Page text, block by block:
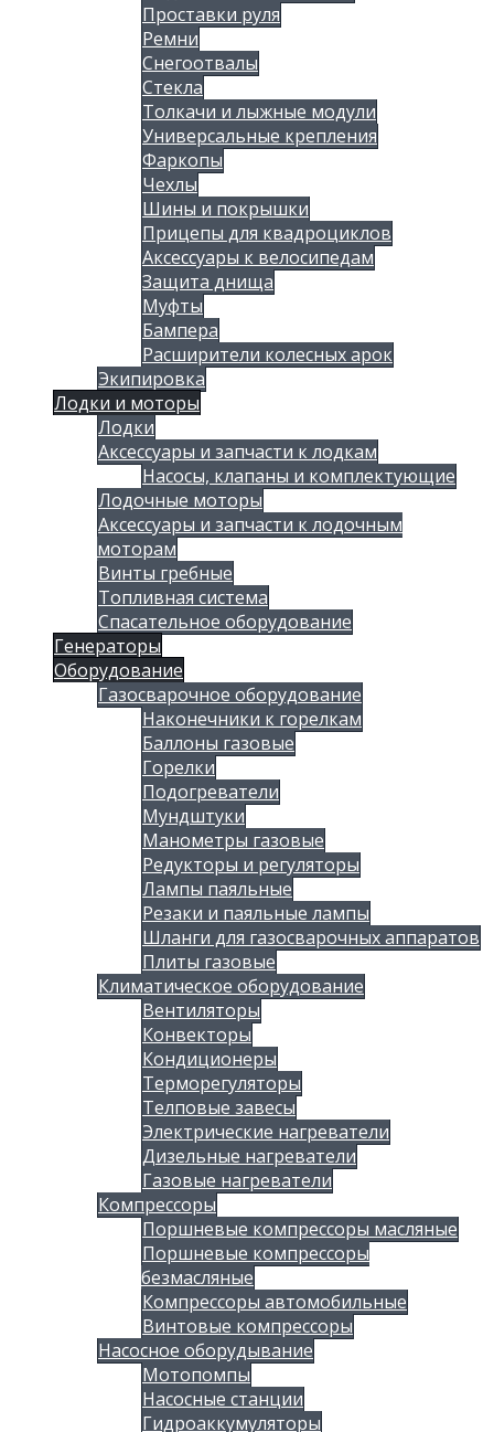
Проставки руля
Ремни
Снегоотвалы
Стекла
Толкачи и лыжные модули
Универсальные крепления
Фаркопы
Чехлы
Шины и покрышки
Прицепы для квадроциклов
Аксессуары к велосипедам
Защита днища
Муфты
Бампера
Расширители колесных арок
Экипировка
Лодки и моторы
Лодки
Аксессуары и запчасти к лодкам
Насосы, клапаны и комплектующие
Лодочные моторы
Аксессуары и запчасти к лодочным
моторам
Винты гребные
Топливная система
Спасательное оборудование
Генераторы
Оборудование
Газосварочное оборудование
Наконечники к горелкам
Баллоны газовые
Горелки
Подогреватели
Мундштуки
Манометры газовые
Редукторы и регуляторы
Лампы паяльные
Резаки и паяльные лампы
Шланги для газосварочных аппаратов
Плиты газовые
Климатическое оборудование
Вентиляторы
Конвекторы
Кондиционеры
Терморегуляторы
Телповые завесы
Электрические нагреватели
Дизельные нагреватели
Газовые нагреватели
Компрессоры
Поршневые компрессоры масляные
Поршневые компрессоры
безмасляные
Компрессоры автомобильные
Винтовые компрессоры
Насосное оборудывание
Мотопомпы
Насосные станции
Гидроаккумуляторы